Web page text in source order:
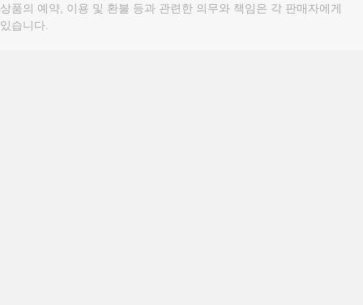
상품의 예약, 이용 및 환불 등과 관련한 의무와 책임은 각 판매자에게
있습니다.